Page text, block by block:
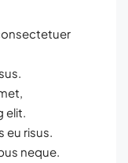
elit.
eu risus.
neque.